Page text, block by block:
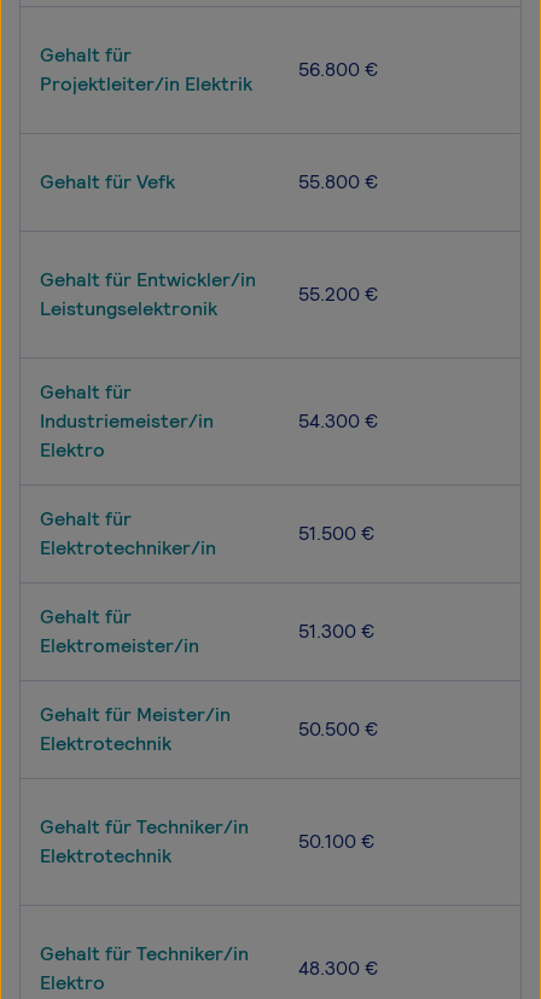
Gehalt für
Projektleiter/in Elektrik
56.800 €
Gehalt für Vefk 55.800 €
Gehalt für Entwickler/in
Leistungselektronik
55.200 €
Gehalt für
Industriemeister/in
Elektro
54.300 €
Gehalt für
Elektrotechniker/in
51.500 €
Gehalt für
Elektromeister/in
51.300 €
Gehalt für Meister/in
Elektrotechnik
50.500 €
Gehalt für Techniker/in
Elektrotechnik
50.100 €
Gehalt für Techniker/in
Elektro
48.300 €